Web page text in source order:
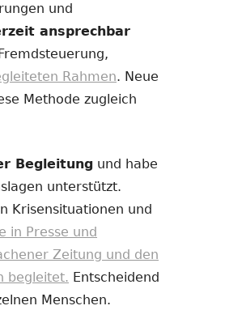
und
ansprechbar
Rahmen. Neue
Methode zugleich
Begleitung und habe
unterstützt.
Krisensituationen und
in Presse und
Zeitung und den
begleitet. Entscheidend
Menschen.